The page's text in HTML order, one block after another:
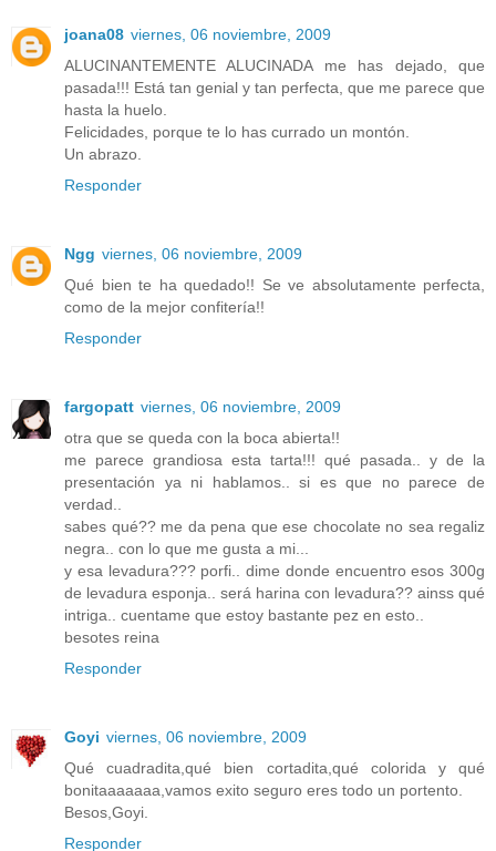
joana08 viernes, 06 noviembre, 2009
ALUCINANTEMENTE ALUCINADA me has dejado, que
pasada!!! Está tan genial y tan perfecta, que me parece que
hasta la huelo.
Felicidades, porque te lo has currado un montón.
Un abrazo.
Responder
Ngg viernes, 06 noviembre, 2009
Qué bien te ha quedado!! Se ve absolutamente perfecta,
como de la mejor confitería!!
Responder
fargopatt viernes, 06 noviembre, 2009
otra que se queda con la boca abierta!!
me parece grandiosa esta tarta!!! qué pasada.. y de la
presentación ya ni hablamos.. si es que no parece de
verdad..
sabes qué?? me da pena que ese chocolate no sea regaliz
negra.. con lo que me gusta a mi...
y esa levadura??? porfi.. dime donde encuentro esos 300g
de levadura esponja.. será harina con levadura?? ainss qué
intriga.. cuentame que estoy bastante pez en esto..
besotes reina
Responder
Goyi viernes, 06 noviembre, 2009
Qué cuadradita,qué bien cortadita,qué colorida y qué
bonitaaaaaaa,vamos exito seguro eres todo un portento.
Besos,Goyi.
Responder